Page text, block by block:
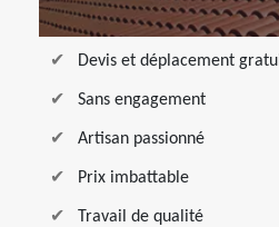
Devis et déplacement
Sans engagement
Artisan passionné
Prix imbattable
Travail de qualité